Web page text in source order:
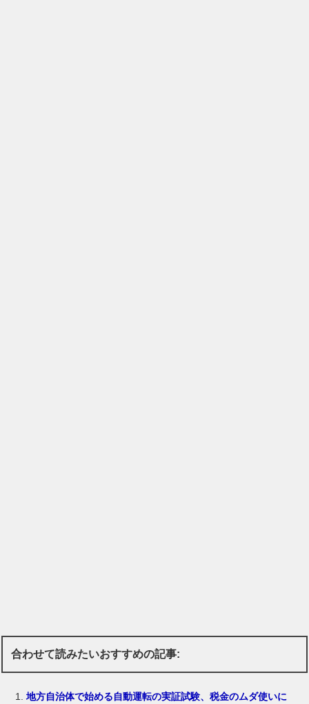
合わせて読みたいおすすめの記事:
地方自治体で始める自動運転の実証試験、税金のムダ使いに